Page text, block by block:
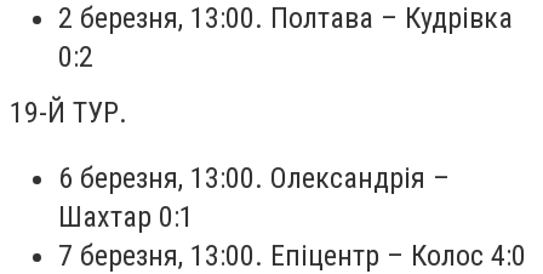
2 березня, 13:00. Полтава – Кудрівка
0:2
19-Й ТУР.
6 березня, 13:00. Олександрія –
Шахтар 0:1
7 березня, 13:00. Епіцентр – Колос 4:0